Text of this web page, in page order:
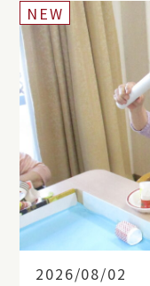
2026/08/02
NEW